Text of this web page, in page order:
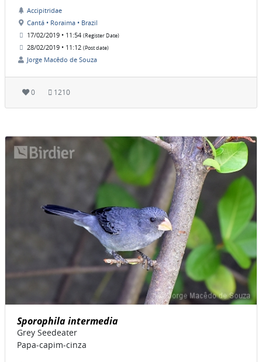
Accipitridae
Cantá • Roraima • Brazil
17/02/2019 • 11:54 (Register Date)
28/02/2019 • 11:12 (Post date)
Jorge Macêdo de Souza
0 1210
Sporophila intermedia
Grey Seedeater
Papa-capim-cinza